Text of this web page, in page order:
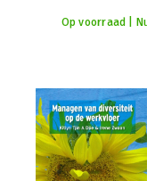
Op voorraad |